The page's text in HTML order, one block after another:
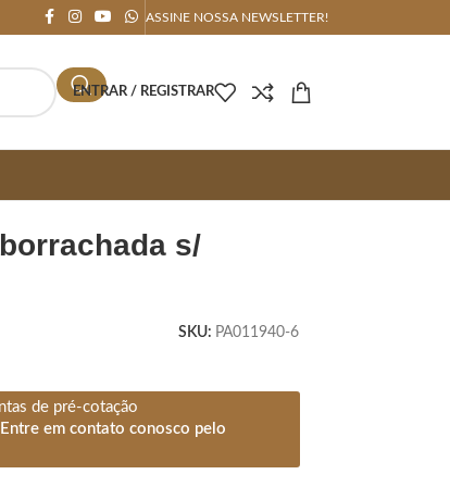
ASSINE NOSSA NEWSLETTER!
ENTRAR / REGISTRAR
SKU: PA011940-6
de pré-cotação
em contato conosco pelo